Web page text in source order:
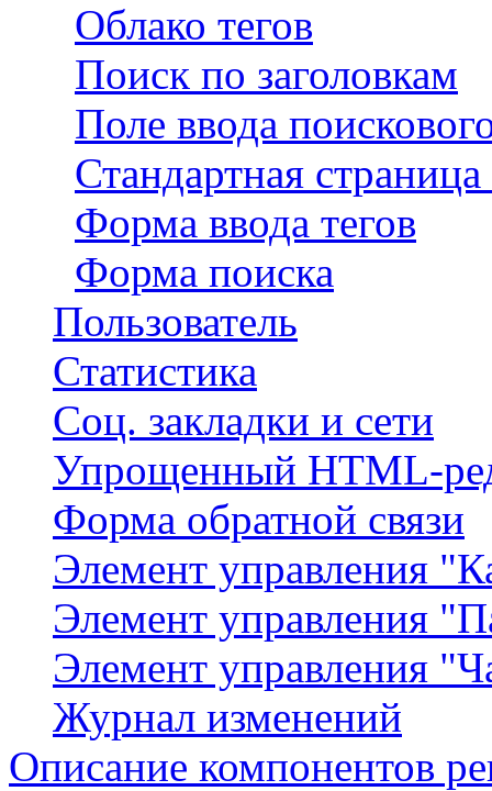
Облако тегов
Поиск по заголовкам
Поле ввода
Стандартная
Форма ввода тегов
Форма поиска
Пользователь
Статистика
Соц. закладки и сети
Упрощенный HTML-
Форма обратной связи
Элемент управления
Элемент управления
Элемент управления
Журнал изменений
Описание компонентов